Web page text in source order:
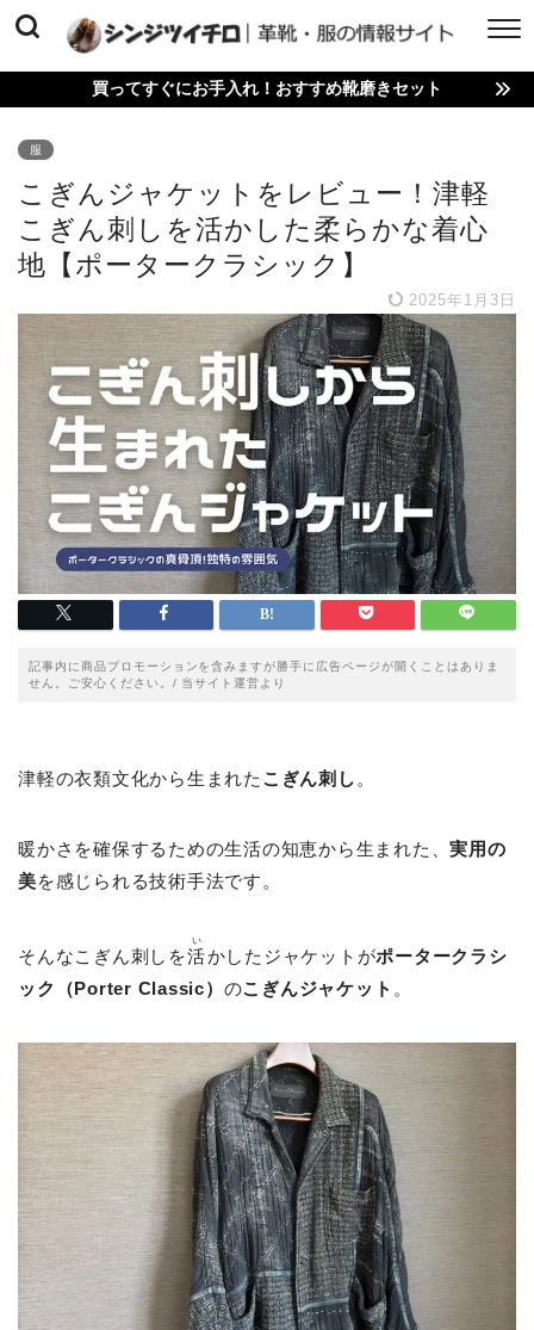
買ってすぐにお手入れ！おすすめ靴磨きセット
服
こぎんジャケットをレビュー！津軽
こぎん刺しを活かした柔らかな着心
地【ポータークラシック】
2025年1月3日
記事内に商品プロモーションを含みますが勝手に広告ページが開くことはありま
せん。ご安心ください。/ 当サイト運営より
津軽の衣類文化から生まれた こぎん刺し 。
暖かさを確保するための生活の知恵から生まれた、実用の
美を感じられる技術手法です。
そんなこぎん刺しを活
い
かしたジャケットがポータークラシ
ック（Porter Classic） のこぎんジャケット 。